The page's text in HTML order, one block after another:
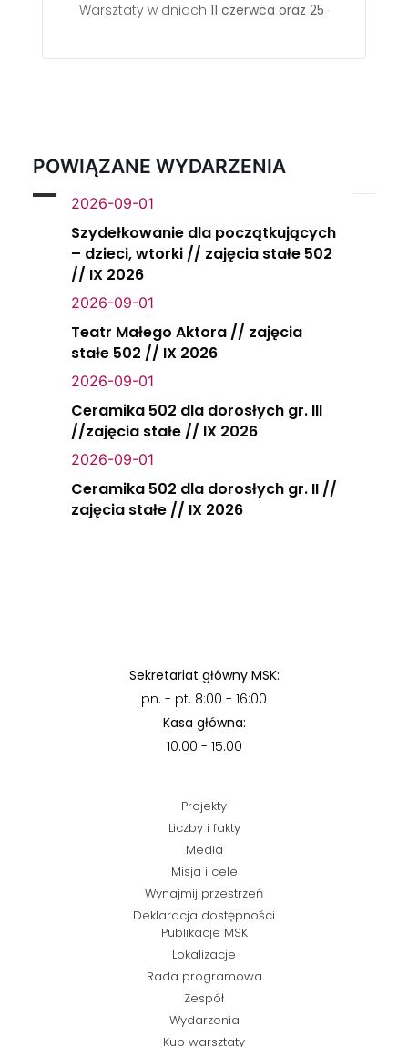
Warsztaty w dniach 11 czerwca oraz 25 czerwca o
POWIĄZANE WYDARZENIA
2026-09-01
Szydełkowanie dla początkujących
– dzieci, wtorki // zajęcia stałe 502
// IX 2026
2026-09-01
Teatr Małego Aktora // zajęcia
stałe 502 // IX 2026
2026-09-01
Ceramika 502 dla dorosłych gr. III
//zajęcia stałe // IX 2026
2026-09-01
Ceramika 502 dla dorosłych gr. II //
zajęcia stałe // IX 2026
Sekretariat główny MSK:
pn. - pt. 8:00 - 16:00
Kasa główna:
10:00 - 15:00
Projekty
Liczby i fakty
Media
Misja i cele
Wynajmij przestrzeń
Deklaracja dostępności
Publikacje MSK
Lokalizacje
Rada programowa
Zespół
Wydarzenia
Kup warsztaty